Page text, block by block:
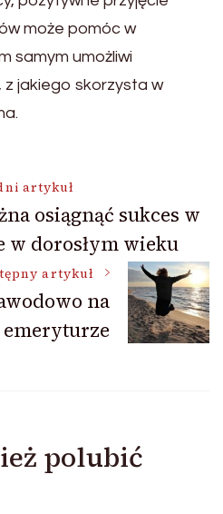
może pomóc w
samym umożliwi
z jakiego skorzysta w
artykuł
osiągnąć sukces w
w dorosłym wieku
artykuł
na
emeryturze
polubić